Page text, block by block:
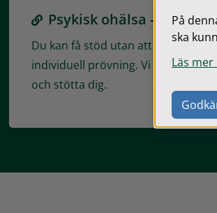
Psykisk ohälsa -
Du kan få stöd utan att först
individuell prövning. Vi finns här
och stötta dig.
På
ska
Läs